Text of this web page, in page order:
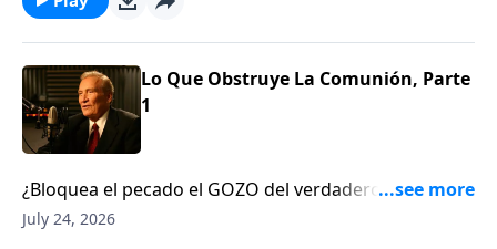
Lo Que Obstruye La Comunión, Parte
1
¿Bloquea el pecado el GOZO del verdadero
COMPAÑERISMO? Siempre. Aprenda acerca de la
July 24, 2026